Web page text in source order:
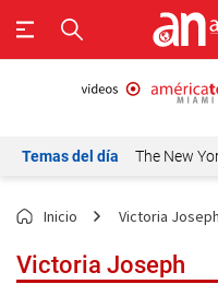
Temas del día The New
Inicio Victoria Joseph
Victoria Joseph